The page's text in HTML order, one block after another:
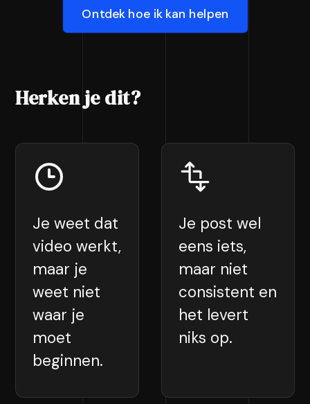
Ontdek hoe ik kan helpen
Herken je dit?
Je weet dat
video werkt,
maar je
weet niet
waar je
moet
beginnen.
Je post wel
eens iets,
maar niet
consistent en
het levert
niks op.